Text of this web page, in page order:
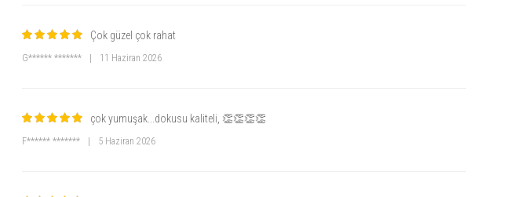
Çok güzel çok rahat
G****** ******* 11 Haziran 2026
çok yumuşak...dokusu kaliteli, 👏👏👏👏
F****** ******* 5 Haziran 2026